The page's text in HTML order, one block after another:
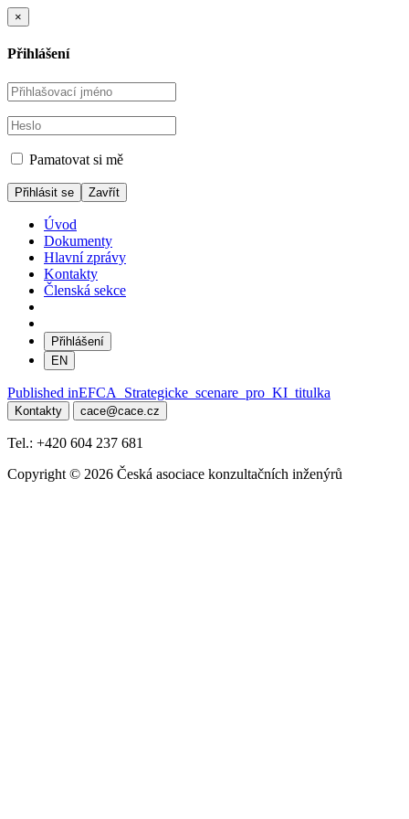
×
Přihlášení
Pamatovat si mě
Zavřít
Úvod
Dokumenty
Hlavní zprávy
Kontakty
Členská sekce
Přihlášení
EN
Navigace
pro
příspěvek
Published inEFCA_Strategicke_scenare_pro_KI_titulka
Kontakty cace@cace.cz
Tel.: +420 604 237 681
Copyright © 2026 Česká asociace konzultačních inženýrů